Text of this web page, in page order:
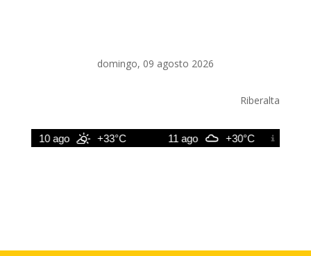
domingo, 09 agosto 2026
Riberalta
10 ago +33°C 11 ago +30°C